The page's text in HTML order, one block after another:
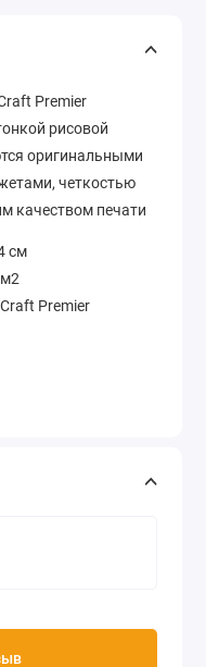
Premier
рисовой
оригинальными
четкостью
качеством печати
см
Premier